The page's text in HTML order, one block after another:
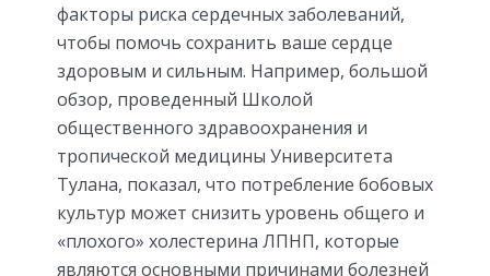
факторы риска сердечных заболеваний,
чтобы помочь сохранить ваше сердце
здоровым и сильным. Например, большой
обзор, проведенный Школой
общественного здравоохранения и
тропической медицины Университета
Тулана, показал, что потребление бобовых
культур может снизить уровень общего и
«плохого» холестерина ЛПНП, которые
являются основными причинами болезней